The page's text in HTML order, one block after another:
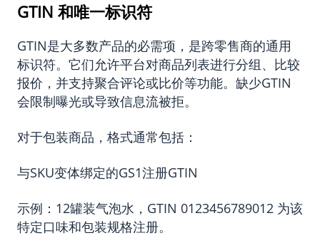
GTIN 和唯一标识符
GTIN是大多数产品的必需项，是跨零售商的通用
标识符。它们允许平台对商品列表进行分组、比较
报价，并支持聚合评论或比价等功能。缺少GTIN
会限制曝光或导致信息流被拒。
对于包装商品，格式通常包括：
与SKU变体绑定的GS1注册GTIN
示例：12罐装气泡水，GTIN 0123456789012 为该
特定口味和包装规格注册。